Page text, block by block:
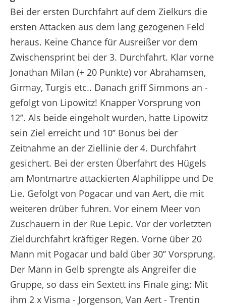
Bei der ersten Durchfahrt auf dem Zielkurs die
ersten Attacken aus dem lang gezogenen Feld
heraus. Keine Chance für Ausreißer vor dem
Zwischensprint bei der 3. Durchfahrt. Klar vorne
Jonathan Milan (+ 20 Punkte) vor Abrahamsen,
Girmay, Turgis etc.. Danach griff Simmons an -
gefolgt von Lipowitz! Knapper Vorsprung von
12’’. Als beide eingeholt wurden, hatte Lipowitz
sein Ziel erreicht und 10’’ Bonus bei der
Zeitnahme an der Ziellinie der 4. Durchfahrt
gesichert. Bei der ersten Überfahrt des Hügels
am Montmartre attackierten Alaphilippe und De
Lie. Gefolgt von Pogacar und van Aert, die mit
weiteren drüber fuhren. Vor einem Meer von
Zuschauern in der Rue Lepic. Vor der vorletzten
Zieldurchfahrt kräftiger Regen. Vorne über 20
Mann mit Pogacar und bald über 30’’ Vorsprung.
Der Mann in Gelb sprengte als Angreifer die
Gruppe, so dass ein Sextett ins Finale ging: Mit
ihm 2 x Visma - Jorgenson, Van Aert - Trentin